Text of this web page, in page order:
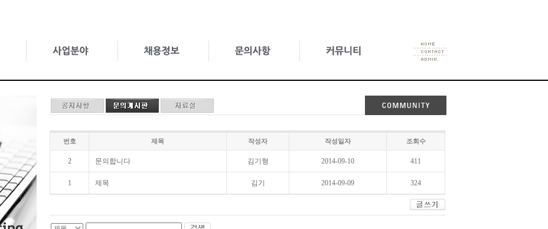
번호 제목 작성자 작성일자 조회수
2 문의합니다 김기형 2014-09-10 411
1 제목 김기 2014-09-09 324